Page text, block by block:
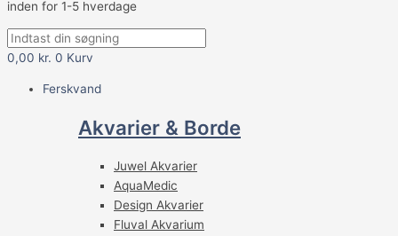
inden for 1-5 hverdage
0,00 kr. 0 Kurv
Ferskvand
Akvarier & Borde
Juwel Akvarier
AquaMedic
Design Akvarier
Fluval Akvarium